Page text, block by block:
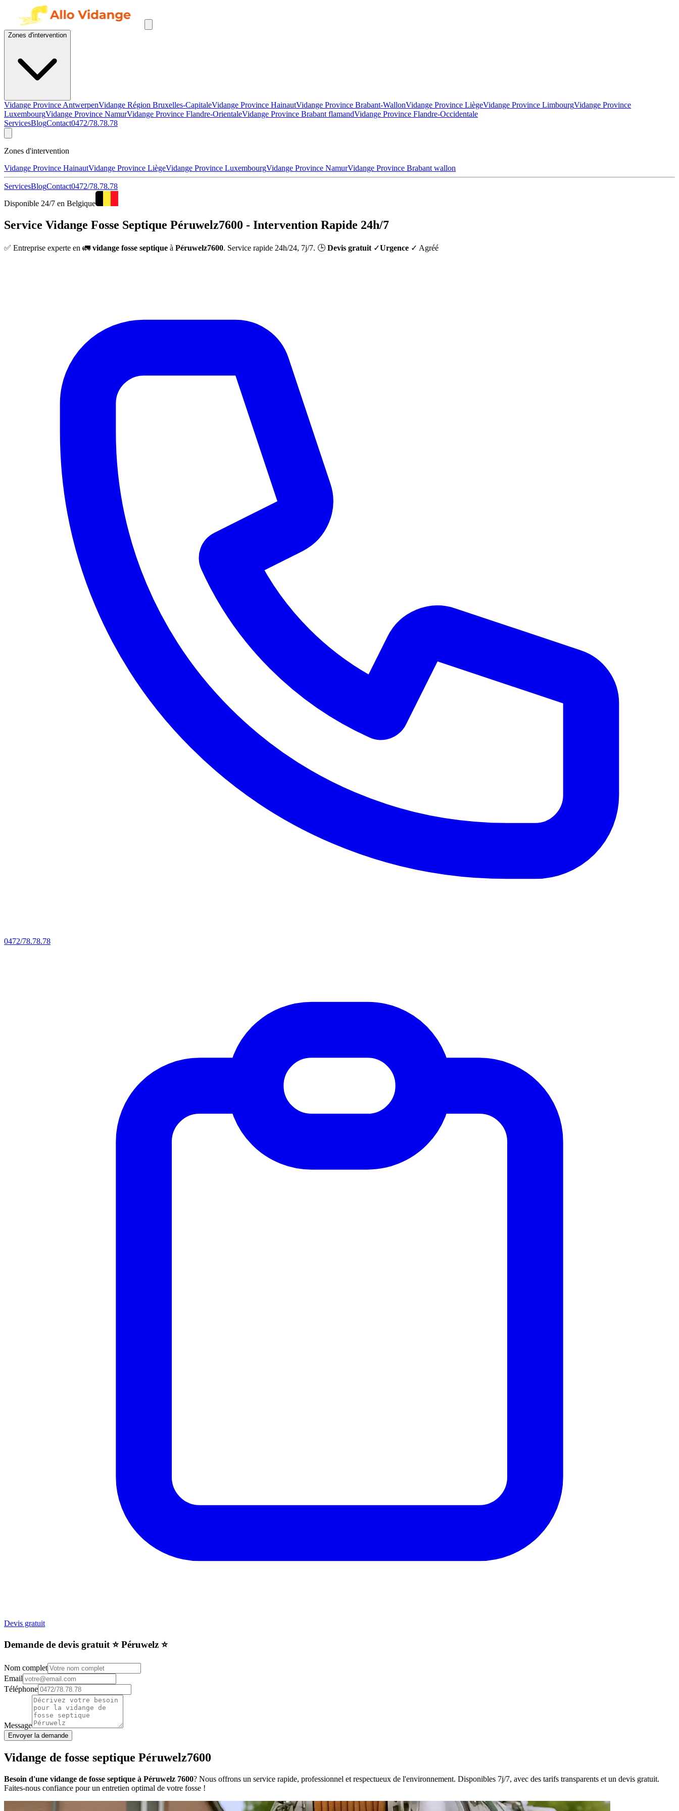
Zones d'intervention
Vidange Province AntwerpenVidange Région Bruxelles-CapitaleVidange Province HainautVidange Province Brabant-WallonVidange Province LiègeVidange Province LimbourgVidange Province
LuxembourgVidange Province NamurVidange Province Flandre-OrientaleVidange Province Brabant flamandVidange Province Flandre-Occidentale
ServicesBlogContact0472/78.78.78
Zones d'intervention
Vidange Province HainautVidange Province LiègeVidange Province LuxembourgVidange Province NamurVidange Province Brabant wallon
ServicesBlogContact0472/78.78.78
Disponible 24/7 en Belgique
Service Vidange Fosse Septique Péruwelz7600 - Intervention Rapide 24h/7
✅ Entreprise experte en 🚛 vidange fosse septique à Péruwelz7600. Service rapide 24h/24, 7j/7. 🕒 Devis gratuit ✓Urgence ✓ Agréé
0472/78.78.78
Devis gratuit
Demande de devis gratuit ⭐️ Péruwelz ⭐️
Nom complet
Email
Téléphone
Message
Envoyer la demande
Vidange de fosse septique Péruwelz7600
Besoin d'une vidange de fosse septique à Péruwelz 7600? Nous offrons un service rapide, professionnel et respectueux de l'environnement. Disponibles 7j/7, avec des tarifs transparents et un devis gratuit.
Faites-nous confiance pour un entretien optimal de votre fosse !